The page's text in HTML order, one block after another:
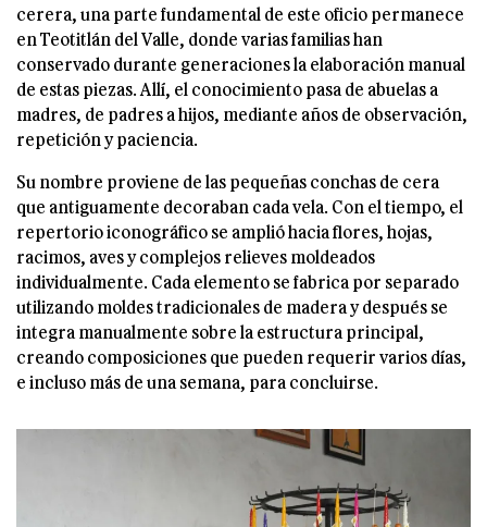
cerera, una parte fundamental de este oficio permanece
en Teotitlán del Valle, donde varias familias han
conservado durante generaciones la elaboración manual
de estas piezas. Allí, el conocimiento pasa de abuelas a
madres, de padres a hijos, mediante años de observación,
repetición y paciencia.
Su nombre proviene de las pequeñas conchas de cera
que antiguamente decoraban cada vela. Con el tiempo, el
repertorio iconográfico se amplió hacia flores, hojas,
racimos, aves y complejos relieves moldeados
individualmente. Cada elemento se fabrica por separado
utilizando moldes tradicionales de madera y después se
integra manualmente sobre la estructura principal,
creando composiciones que pueden requerir varios días,
e incluso más de una semana, para concluirse.